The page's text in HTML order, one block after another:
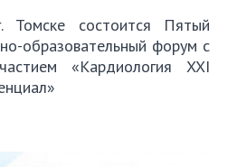
состоится Пятый
образовательный форум с
«Кардиология XXI